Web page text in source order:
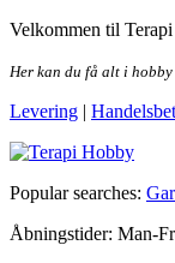
Skip
the
Velkommen til
Her kan du få alt i
Levering |
Terapi Hobby
Popular searches:
Åbningstider: Man-